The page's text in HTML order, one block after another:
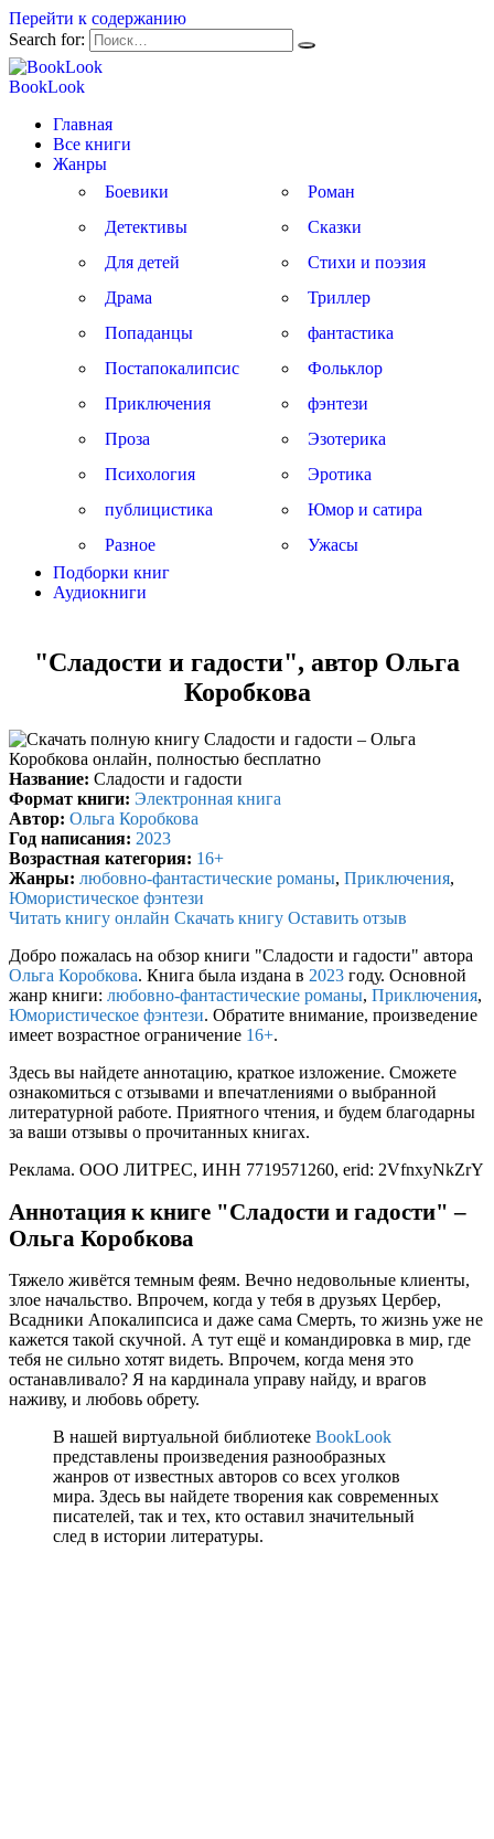
Перейти к содержанию
Search for:
BookLook
Главная
Все книги
Жанры
Боевики
Детективы
Для детей
Драма
Попаданцы
Постапокалипсис
Приключения
Проза
Психология
публицистика
Разное
Роман
Сказки
Стихи и поэзия
Триллер
фантастика
Фольклор
фэнтези
Эзотерика
Эротика
Юмор и сатира
Ужасы
Подборки книг
Аудиокниги
"Сладости и гадости", автор Ольга
Коробкова
Название: Сладости и гадости
Формат книги: Электронная книга
Автор: Ольга Коробкова
Год написания: 2023
Возрастная категория: 16+
Жанры: любовно-фантастические романы, Приключения,
Юмористическое фэнтези
Читать книгу онлайн Скачать книгу Оставить отзыв
Добро пожалась на обзор книги "Сладости и гадости" автора
Ольга Коробкова. Книга была издана в 2023 году. Основной
жанр книги: любовно-фантастические романы, Приключения,
Юмористическое фэнтези. Обратите внимание, произведение
имеет возрастное ограничение 16+.
Здесь вы найдете аннотацию, краткое изложение. Сможете
ознакомиться с отзывами и впечатлениями о выбранной
литературной работе. Приятного чтения, и будем благодарны
за ваши отзывы о прочитанных книгах.
Реклама. ООО ЛИТРЕС, ИНН 7719571260, erid: 2VfnxyNkZrY
Аннотация к книге "Сладости и гадости" –
Ольга Коробкова
Тяжело живётся темным феям. Вечно недовольные клиенты,
злое начальство. Впрочем, когда у тебя в друзьях Цербер,
Всадники Апокалипсиса и даже сама Смерть, то жизнь уже не
кажется такой скучной. А тут ещё и командировка в мир, где
тебя не сильно хотят видеть. Впрочем, когда меня это
останавливало? Я на кардинала управу найду, и врагов
наживу, и любовь обрету.
В нашей виртуальной библиотеке BookLook
представлены произведения разнообразных
жанров от известных авторов со всех уголков
мира. Здесь вы найдете творения как современных
писателей, так и тех, кто оставил значительный
след в истории литературы.